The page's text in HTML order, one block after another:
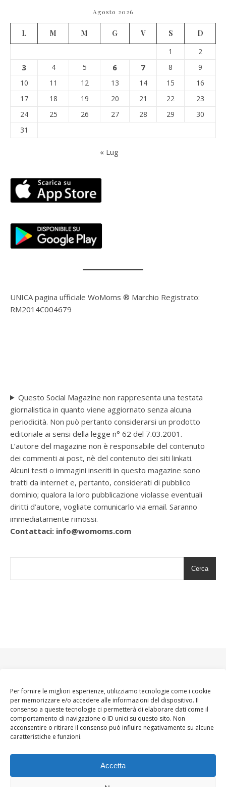
Per fornire le migliori esperienze, utilizziamo tecnologie come i cookie
per memorizzare e/o accedere alle informazioni del dispositivo. Il
consenso a queste tecnologie ci permetterà di elaborare dati come il
comportamento di navigazione o ID unici su questo sito. Non
acconsentire o ritirare il consenso può influire negativamente su alcune
caratteristiche e funzioni.
Accetta
Agosto 2026
L M M G V S
D
1
2
3 4 5 6 7 8
9
10
11 12 13 14 15
16
17
18 19 20 21 22
23
24
25 26 27 28 29
30
31
« Lug
UNICA pagina ufficiale WoMoms ® Marchio Registrato:
RM2014C004679
Questo Social Magazine non rappresenta una testata
giornalistica in quanto viene aggiornato senza alcuna
periodicità. Non può pertanto considerarsi un prodotto
editoriale ai sensi della legge n° 62 del 7.03.2001.
L’autore del magazine non è responsabile del contenuto
dei commenti ai post, nè del contenuto dei siti linkati.
Alcuni testi o immagini inseriti in questo magazine sono
tratti da internet e, pertanto, considerati di pubblico
dominio; qualora la loro pubblicazione violasse eventuali
diritti d’autore, vogliate comunicarlo via email. Saranno
immediatamente rimossi.
Contattaci: info@womoms.com
Cerca